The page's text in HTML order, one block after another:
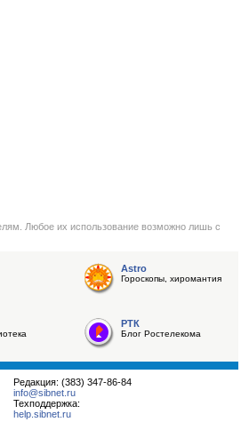
Любое их использование возможно лишь с
Astro
Гороскопы, хиромантия
РТК
Блог Ростелекома
Редакция: (383) 347-86-84
info@sibnet.ru
Техподдержка:
help.sibnet.ru